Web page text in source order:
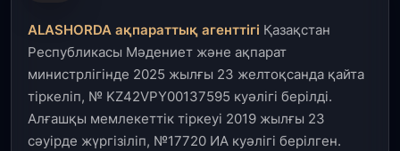
пайдалануға берілді
3 тамыз, 2026
Қызылордада 300 орындық аурухана,
Президенттік кітапхана және жаңа театр
салынып жатыр
ALASHORDA ақпараттық агенттігі Қазақстан
Республикасы Мәдениет және ақпарат
министрлігінде 2025 жылғы 23 желтоқсанда қайта
тіркеліп, № KZ42VPY00137595 куәлігі берілді.
Алғашқы мемлекеттік тіркеуі 2019 жылғы 23
сәуірде жүргізіліп, №17720 ИА куәлігі берілген.